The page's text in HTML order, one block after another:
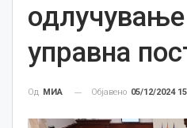
управна
Од МИА Објавено 05/12/2024